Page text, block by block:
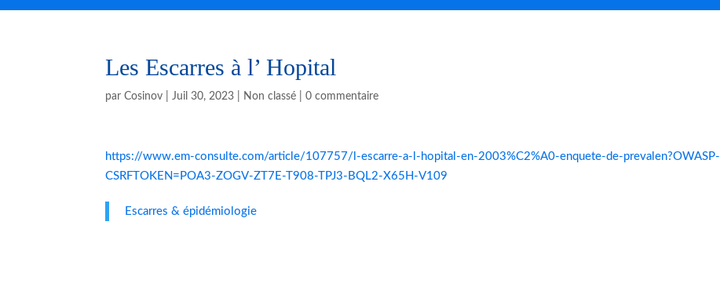
Les Escarres à l’ Hopital
parCosinov Juil 30, 2023 Non classé |0 commentaire
https://www.em-consulte.com/article/107757/l-escarre-a-l-hopital-en-2003%C2%A0-enquete-de-prevalen?OWASP-
CSRFTOKEN=POA3-ZOGV-ZT7E-T908-TPJ3-BQL2-X65H-V109
Escarres & épidémiologie